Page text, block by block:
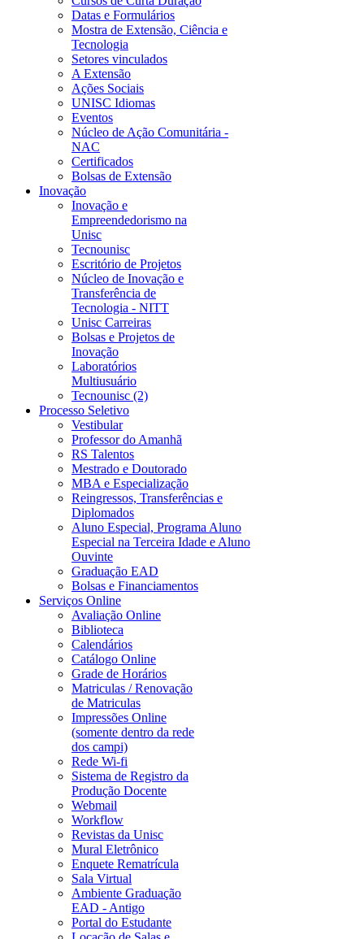
Datas e Formulários
Mostra de Extensão, Ciência e
Tecnologia
Setores vinculados
A Extensão
Ações Sociais
UNISC Idiomas
Eventos
Núcleo de Ação Comunitária -
NAC
Certificados
Bolsas de Extensão
Inovação
Inovação e
Empreendedorismo na
Unisc
Tecnounisc
Escritório de Projetos
Núcleo de Inovação e
Transferência de
Tecnologia - NITT
Unisc Carreiras
Bolsas e Projetos de
Inovação
Laboratórios
Multiusuário
Tecnounisc (2)
Processo Seletivo
Vestibular
Professor do Amanhã
RS Talentos
Mestrado e Doutorado
MBA e Especialização
Reingressos, Transferências e
Diplomados
Aluno Especial, Programa Aluno
Especial na Terceira Idade e Aluno
Ouvinte
Graduação EAD
Bolsas e Financiamentos
Serviços Online
Avaliação Online
Biblioteca
Calendários
Catálogo Online
Grade de Horários
Matriculas / Renovação
de Matriculas
Impressões Online
(somente dentro da rede
dos campi)
Rede Wi-fi
Sistema de Registro da
Produção Docente
Webmail
Workflow
Revistas da Unisc
Mural Eletrônico
Enquete Rematrícula
Sala Virtual
Ambiente Graduação
EAD - Antigo
Portal do Estudante